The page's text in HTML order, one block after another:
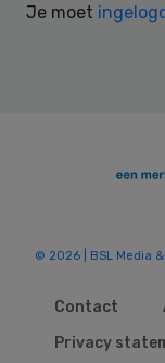
Je moet
© 2026 | BSL Media
Contact
Privacy